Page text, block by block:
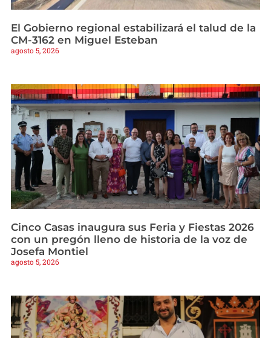
El Gobierno regional estabilizará el talud de la
CM-3162 en Miguel Esteban
agosto 5, 2026
Cinco Casas inaugura sus Feria y Fiestas 2026
con un pregón lleno de historia de la voz de
Josefa Montiel
agosto 5, 2026